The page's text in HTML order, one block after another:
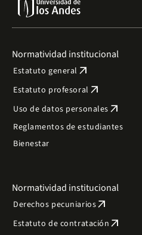
Normatividad institucional
Estatuto general arrow_outward
Estatuto profesoral arrow_outward
Uso de datos personales arrow_outward
Reglamentos de estudiantes
Bienestar
Normatividad institucional
Derechos pecuniariosarrow_outward
Estatuto de contratación arrow_outward